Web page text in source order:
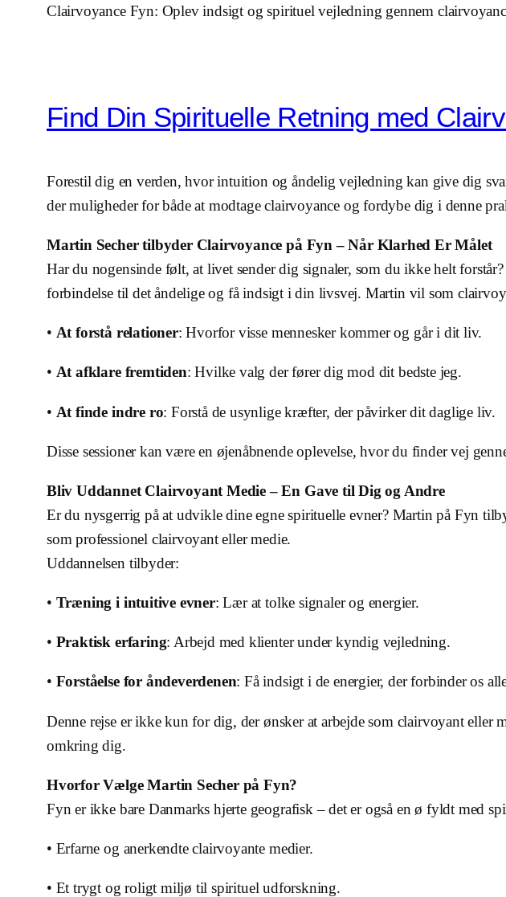
Clairvoyance Fyn: Oplev indsigt og spirituel vejledning gennem
Find Din Spirituelle Retning med
Forestil dig en verden, hvor intuition og åndelig vejledning kan give dig
der muligheder for både at modtage clairvoyance og fordybe dig i denne
Martin Secher tilbyder Clairvoyance på Fyn – Når Klarhed Er Målet
Har du nogensinde følt, at livet sender dig signaler, som du ikke helt
forbindelse til det åndelige og få indsigt i din livsvej. Martin vil som
• At forstå relationer: Hvorfor visse mennesker kommer og går i dit liv.
• At afklare fremtiden: Hvilke valg der fører dig mod dit bedste jeg.
• At finde indre ro: Forstå de usynlige kræfter, der påvirker dit daglige liv.
Disse sessioner kan være en øjenåbnende oplevelse, hvor du finder vej
Bliv Uddannet Clairvoyant Medie – En Gave til Dig og Andre
Er du nysgerrig på at udvikle dine egne spirituelle evner? Martin på Fyn
som professionel clairvoyant eller medie.
Uddannelsen tilbyder:
• Træning i intuitive evner: Lær at tolke signaler og energier.
• Praktisk erfaring: Arbejd med klienter under kyndig vejledning.
• Forståelse for åndeverdenen: Få indsigt i de energier, der forbinder os
Denne rejse er ikke kun for dig, der ønsker at arbejde som clairvoyant
omkring dig.
Hvorfor Vælge Martin Secher på Fyn?
Fyn er ikke bare Danmarks hjerte geografisk – det er også en ø fyldt med
• Erfarne og anerkendte clairvoyante medier.
• Et trygt og roligt miljø til spirituel udforskning.